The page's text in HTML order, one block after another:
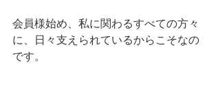
会員様始め、私に関わるすべての方々
に、日々支えられているからこそなの
です。